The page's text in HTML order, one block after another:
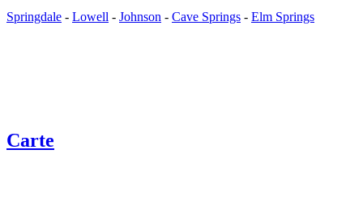
Springdale - Lowell - Johnson - Cave Springs - Elm Springs
Carte